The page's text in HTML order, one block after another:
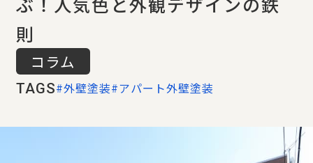
会社情報
則
コラム
TAGS#外壁塗装#アパート外壁塗装